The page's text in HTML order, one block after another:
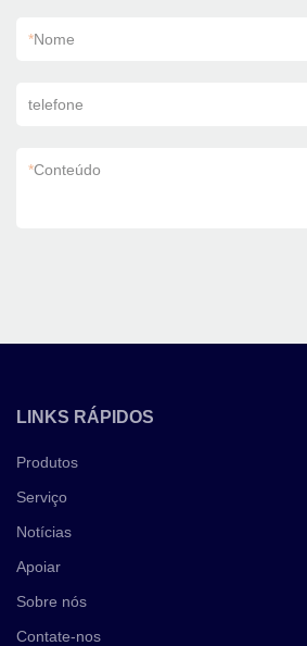
*Nome
telefone
*Conteúdo
LINKS RÁPIDOS
Produtos
Serviço
Notícias
Apoiar
Sobre nós
Contate-nos